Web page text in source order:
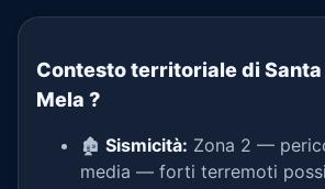
Contesto territoriale di Santa
Mela ?
🏚️ Sismicità: Zona 2 —
media — forti terremoti